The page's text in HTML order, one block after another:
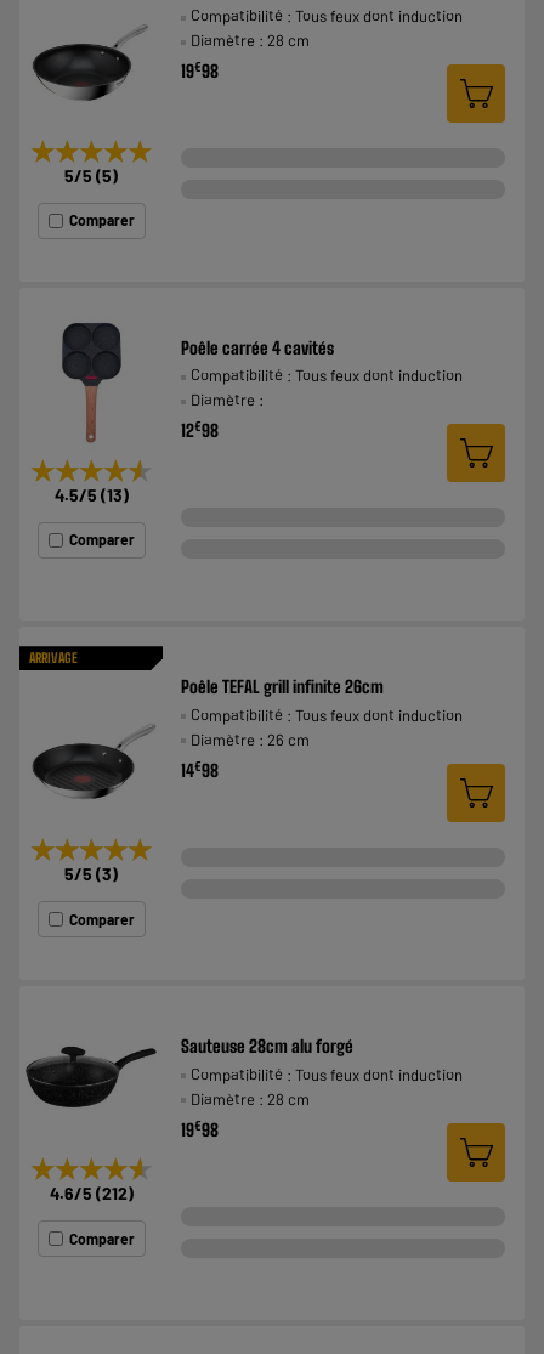
★★★★★
★★★★★
5/5 (5)
Comparer
Compatibilité : Tous feux dont induction
Diamètre : 28 cm
19€98
★★★★★
★★★★★
4.5/5 (13)
Comparer
Poêle carrée 4 cavités
Compatibilité : Tous feux dont induction
Diamètre :
12€98
ARRIVAGE
★★★★★
★★★★★
5/5 (3)
Comparer
Poêle TEFAL grill infinite 26cm
Compatibilité : Tous feux dont induction
Diamètre : 26 cm
14€98
★★★★★
★★★★★
4.6/5 (212)
Comparer
Sauteuse 28cm alu forgé
Compatibilité : Tous feux dont induction
Diamètre : 28 cm
19€98